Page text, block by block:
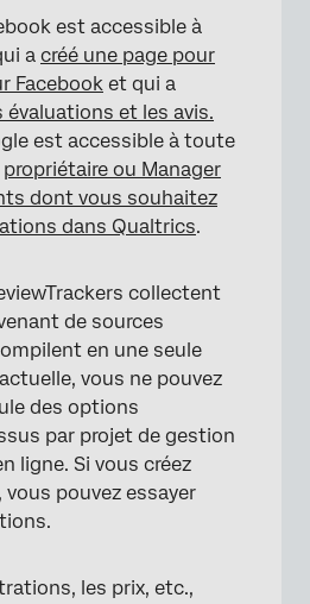
est accessible à
a créé une page pour
Facebook et qui a
évaluations et les avis.
est accessible à toute
propriétaire ou Manager
dont vous souhaitez
dans Qualtrics.
collectent
de sources
en une seule
vous ne pouvez
des options
par projet de gestion
ligne. Si vous créez
pouvez essayer
les prix, etc.,